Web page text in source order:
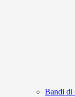
Bandi di